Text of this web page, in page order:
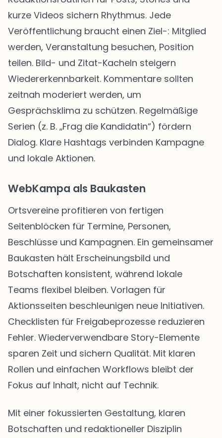
kurze Videos sichern Rhythmus. Jede
Veröffentlichung braucht einen Ziel-: Mitglied
werden, Veranstaltung besuchen, Position
teilen. Bild- und Zitat-Kacheln steigern
Wiedererkennbarkeit. Kommentare sollten
zeitnah moderiert werden, um
Gesprächsklima zu schützen. Regelmäßige
Serien (z. B. „Frag die Kandidatin“) fördern
Dialog. Klare Hashtags verbinden Kampagne
und lokale Aktionen.
WebKampa als Baukasten
Ortsvereine profitieren von fertigen
Seitenblöcken für Termine, Personen,
Beschlüsse und Kampagnen. Ein gemeinsamer
Baukasten hält Erscheinungsbild und
Botschaften konsistent, während lokale
Teams flexibel bleiben. Vorlagen für
Aktionsseiten beschleunigen neue Initiativen.
Checklisten für Freigabeprozesse reduzieren
Fehler. Wiederverwendbare Story-Elemente
sparen Zeit und sichern Qualität. Mit klaren
Rollen und einfachen Workflows bleibt der
Fokus auf Inhalt, nicht auf Technik.
Mit einer fokussierten Gestaltung, klaren
Botschaften und redaktioneller Disziplin